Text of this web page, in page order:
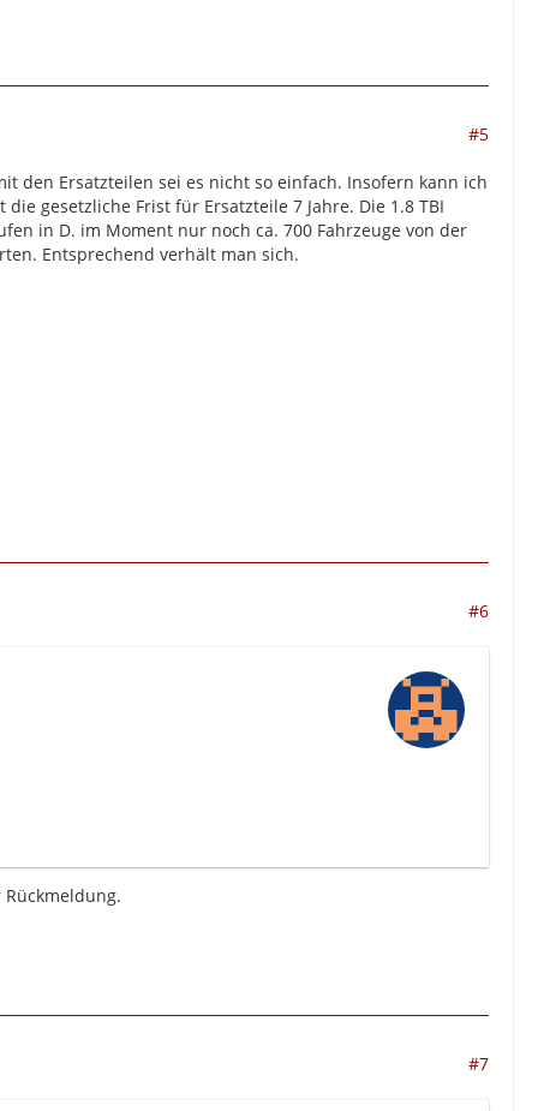
#5
den Ersatzteilen sei es nicht so einfach. Insofern kann ich
gesetzliche Frist für Ersatzteile 7 Jahre. Die 1.8 TBI
in D. im Moment nur noch ca. 700 Fahrzeuge von der
Entsprechend verhält man sich.
#6
#7